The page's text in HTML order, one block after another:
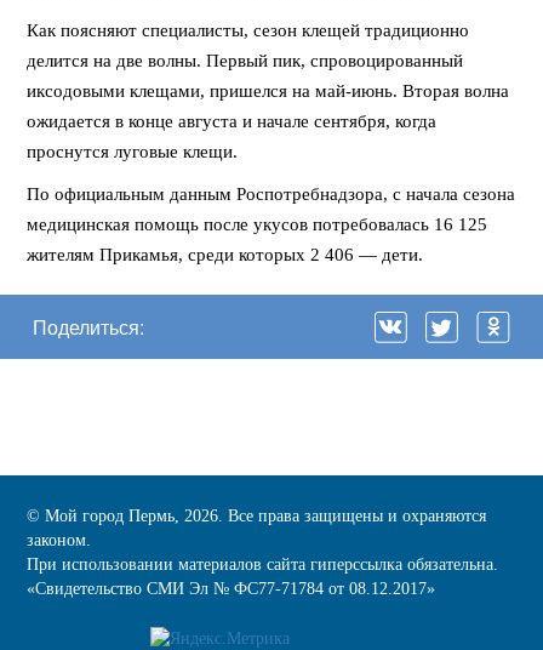
Как поясняют специалисты, сезон клещей традиционно
делится на две волны. Первый пик, спровоцированный
иксодовыми клещами, пришелся на май-июнь. Вторая волна
ожидается в конце августа и начале сентября, когда
проснутся луговые клещи.
По официальным данным Роспотребнадзора, с начала сезона
медицинская помощь после укусов потребовалась 16 125
жителям Прикамья, среди которых 2 406 — дети.
Поделиться:
© Мой город Пермь, 2026. Все права защищены и охраняются
законом.
При использовании материалов сайта гиперссылка обязательна.
«Cвидетельство СМИ Эл № ФС77-71784 от 08.12.2017»